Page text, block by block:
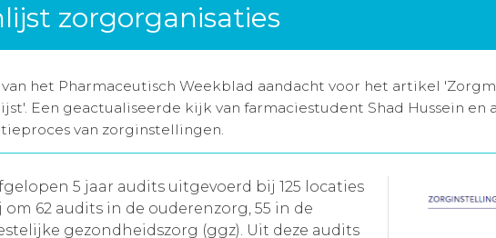
zorgorganisaties
van het Pharmaceutisch Weekblad aandacht voor het artikel
Een geactualiseerde kijk van farmaciestudent Shad Hussein
van zorginstellingen.
5 jaar audits uitgevoerd bij 125 locaties
62 audits in de ouderenzorg, 55 in de
gezondheidszorg (ggz). Uit deze audits